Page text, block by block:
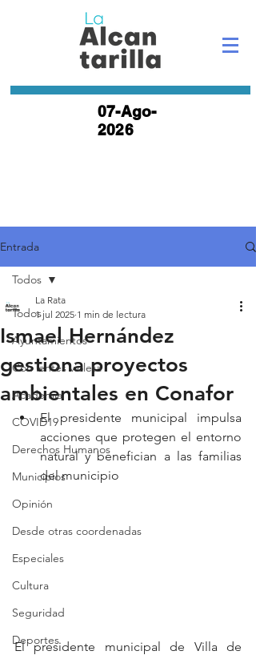
07-Ago-
2026
Entrada
Todos
Ayuntamientos
Con lentes violeta
Academia
COVID19
Derechos Humanos
Municipios
Opinión
Desde otras coordenadas
Especiales
Cultura
Seguridad
Deportes
Todos
Ismael Hernández
gestiona proyectos
ambientales en Conafor
La Rata
1 jul 2025 1 min de lectura
El presidente municipal impulsa
acciones que protegen el entorno
natural y benefician a las familias
del municipio
El presidente municipal de Villa de